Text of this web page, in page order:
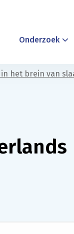
Onderzoek
het brein van